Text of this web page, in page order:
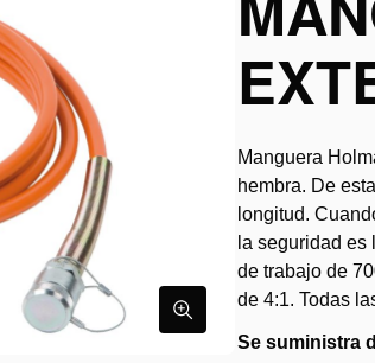
Manguera
hembra. De
longitud.
la seguridad
de trabajo de
de 4:1. Todas
Se suministra